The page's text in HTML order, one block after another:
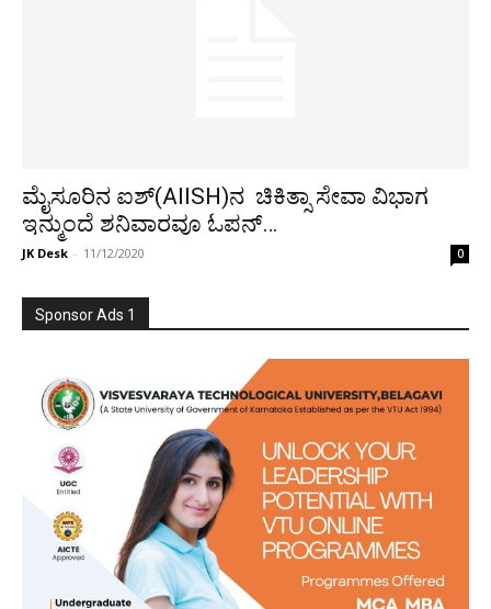
ಮೈಸೂರಿನ ಐಶ್(AIISH)ನ ಚಿಕಿತ್ಸಾ ಸೇವಾ ವಿಭಾಗ
ಇನ್ಮುಂದೆ ಶನಿವಾರವೂ ಓಪನ್…
JK Desk - 11/12/2020 0
Sponsor Ads 1